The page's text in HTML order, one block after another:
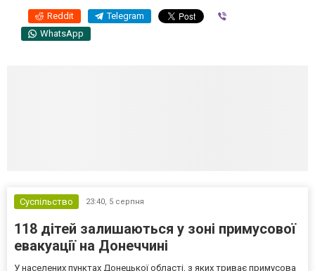
Reddit Telegram
WhatsApp
Суспільство 23:40, 5 серпня
118 дітей залишаються у зоні примусової
евакуації на Донеччині
У населених пунктах Донецької області, з яких триває примусова